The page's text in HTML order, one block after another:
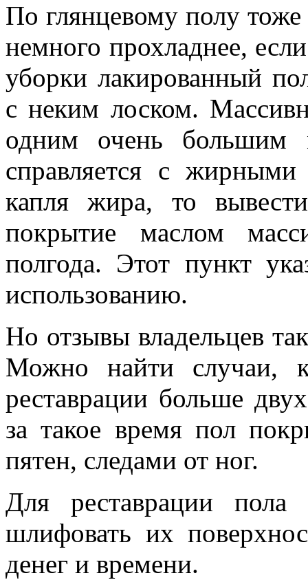
По глянцевому полу
немного прохладнее,
уборки лакированный
с неким лоском.
одним очень большим
справляется с
капля жира, то
покрытие маслом
полгода. Этот пункт
использованию.
Но отзывы владельцев
Можно найти случаи,
реставрации больше
за такое время пол
пятен, следами от ног.
Для реставрации
шлифовать их
денег и времени.